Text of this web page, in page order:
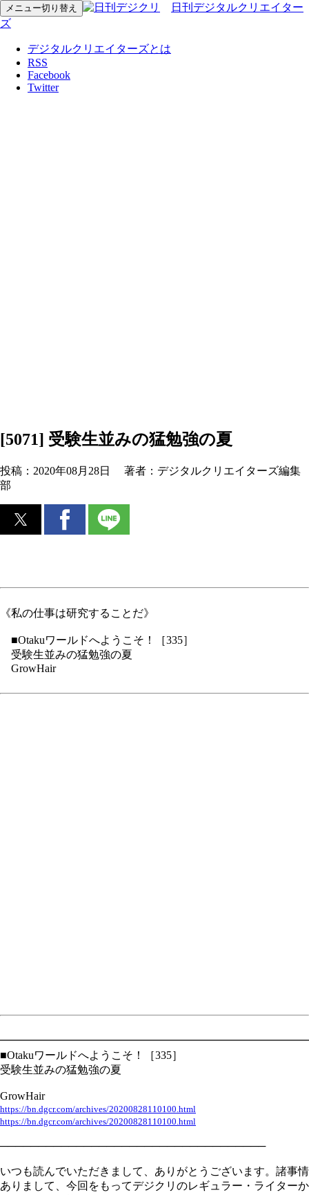
メニュー切り替え
日刊デジタルクリエイター
ズ
デジタルクリエイターズとは
RSS
Facebook
Twitter
[5071] 受験生並みの猛勉強の夏
投稿： 2020年08月28日 著者： デジタルクリエイターズ編集
部
《私の仕事は研究することだ》
■Otakuワールドへようこそ！［335］
受験生並みの猛勉強の夏
GrowHair
■Otakuワールドへようこそ！［335］
受験生並みの猛勉強の夏
GrowHair
https://bn.dgcr.com/archives/20200828110100.html
https://bn.dgcr.com/archives/20200828110100.html
───────────────────────────────────
いつも読んでいただきまして、ありがとうございます。諸事情
ありまして、今回をもってデジクリのレギュラー・ライターか